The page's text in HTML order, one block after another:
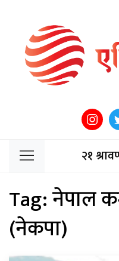
२१
Tag:नेपाल
(नेकपा)